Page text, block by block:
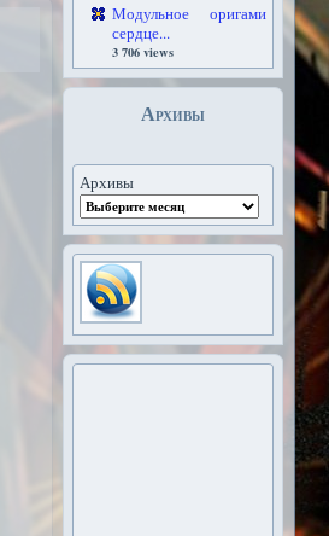
Модульное оригами
сердце...
3 706 views
Архивы
Архивы